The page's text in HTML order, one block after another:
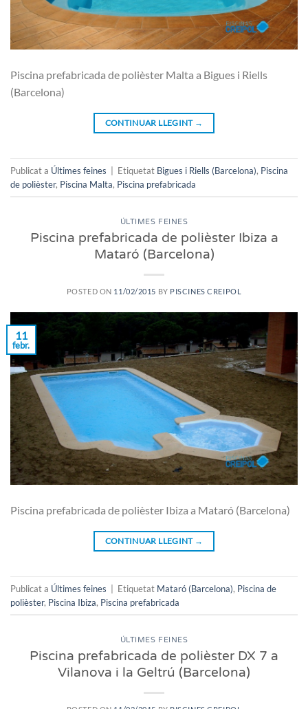
Piscina prefabricada de polièster Malta a Bigues i Riells
(Barcelona)
CONTINUAR LLEGINT →
Publicat a Últimes feines Etiquetat Bigues i Riells (Barcelona), Piscina
de polièster, Piscina Malta, Piscina prefabricada
ÚLTIMES FEINES
Piscina prefabricada de polièster Ibiza a
Mataró (Barcelona)
POSTED ON 11/02/2015 BY PISCINES CREIPOL
11
febr.
Piscina prefabricada de polièster Ibiza a Mataró (Barcelona)
CONTINUAR LLEGINT →
Publicat a Últimes feines Etiquetat Mataró (Barcelona), Piscina de
polièster, Piscina Ibiza, Piscina prefabricada
ÚLTIMES FEINES
Piscina prefabricada de polièster DX 7 a
Vilanova i la Geltrú (Barcelona)